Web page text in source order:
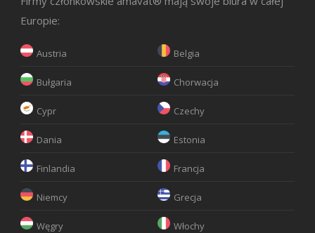
Europie:
Austria Belgia
Bułgaria Chorwacja
Cypr Czechy
Dania Estonia
Finlandia Francja
Niemcy Grecja
Węgry Włochy